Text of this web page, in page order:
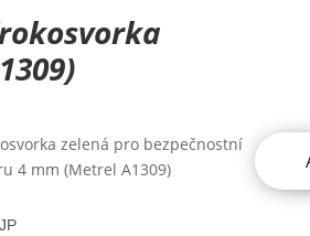
zelená pro bezpečnostní
4 mm (Metrel A1309)